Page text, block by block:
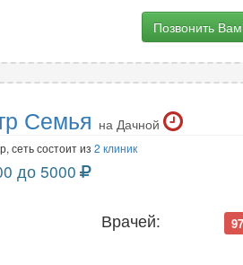
Позвонить
Семья на Дачной
сеть состоит из 2 клиник
до 5000
Врачей: 97